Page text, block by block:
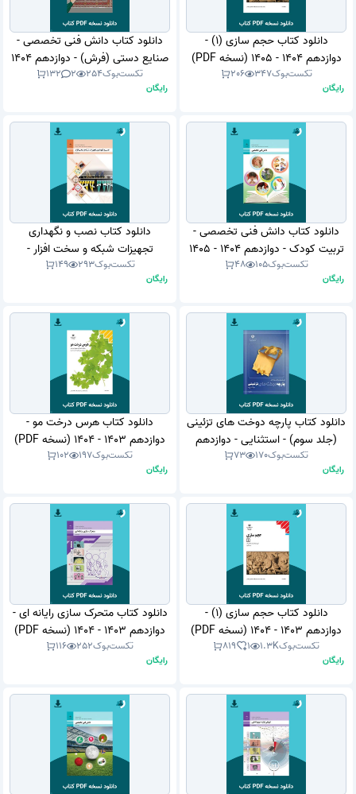
دانلود کتاب حجم سازی (1) -
دوازدهم 1404 - 1405 (نسخه PDF)
تکست‌بوک347
206
رایگان
دانلود کتاب دانش فنی تخصصی -
صنایع دستی (فرش) - دوازدهم 1404
- 1405 (نسخه PDF)
تکست‌بوک254
2
132
رایگان
دانلود کتاب دانش فنی تخصصی -
تربیت کودک - دوازدهم 1404 - 1405
(نسخه PDF)
تکست‌بوک105
48
رایگان
دانلود کتاب نصب و نگهداری
تجهیزات شبکه و سخت افزار -
دوازدهم 1404 - 1405 (نسخه PDF)تکست‌بوک293
149
رایگان
دانلود کتاب پارچه دوخت های تزئینی
(جلد سوم) - استثنایی - دوازدهم
1403 - 1404 (نسخه PDF)
تکست‌بوک170
73
رایگان
دانلود کتاب هرس درخت مو -
دوازدهم 1403 - 1404 (نسخه PDF)
تکست‌بوک197
102
رایگان
دانلود کتاب حجم سازی (1) -
دوازدهم 1403 - 1404 (نسخه PDF)
تکست‌بوک1.3K
1
819
رایگان
دانلود کتاب متحرک سازی رایانه ای -
دوازدهم 1403 - 1404 (نسخه PDF)
تکست‌بوک252
116
رایگان